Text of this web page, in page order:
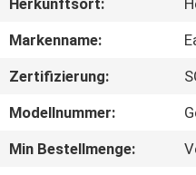
AUSFLUG
Herkunftsort:
Markenname:
Zertifizierung:
Modellnummer:
Min Bestellmenge: